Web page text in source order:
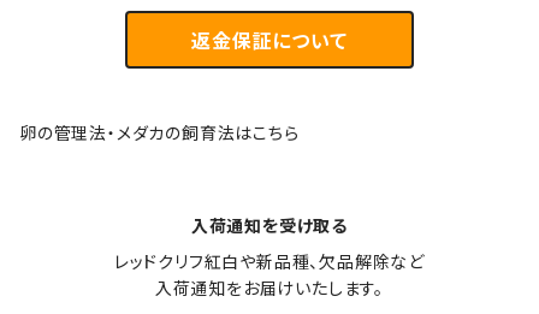
返金保証について
卵の管理法・メダカの飼育法はこちら
入荷通知を受け取る
レッドクリフ紅白や新品種、欠品解除など
入荷通知をお届けいたします。